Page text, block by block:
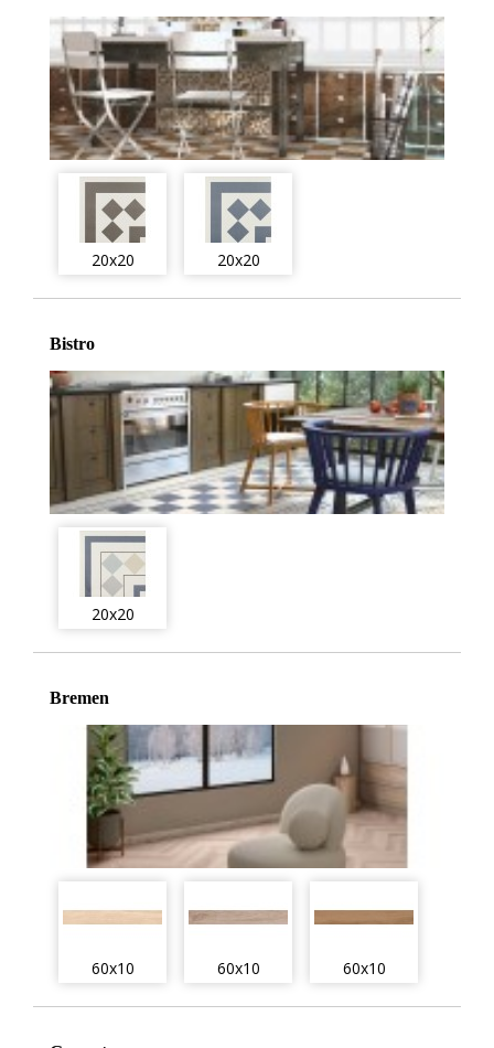
20x20 20x20
Bistro
20x20
Bremen
60x10 60x10 60x10